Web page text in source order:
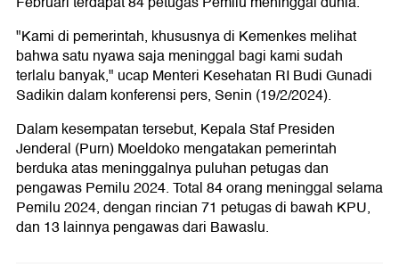
"Kami di pemerintah, khususnya di Kemenkes melihat
bahwa satu nyawa saja meninggal bagi kami sudah
terlalu banyak," ucap Menteri Kesehatan RI Budi Gunadi
Sadikin dalam konferensi pers, Senin (19/2/2024).
Dalam kesempatan tersebut, Kepala Staf Presiden
Jenderal (Purn) Moeldoko mengatakan pemerintah
berduka atas meninggalnya puluhan petugas dan
pengawas Pemilu 2024. Total 84 orang meninggal selama
Pemilu 2024, dengan rincian 71 petugas di bawah KPU,
dan 13 lainnya pengawas dari Bawaslu.